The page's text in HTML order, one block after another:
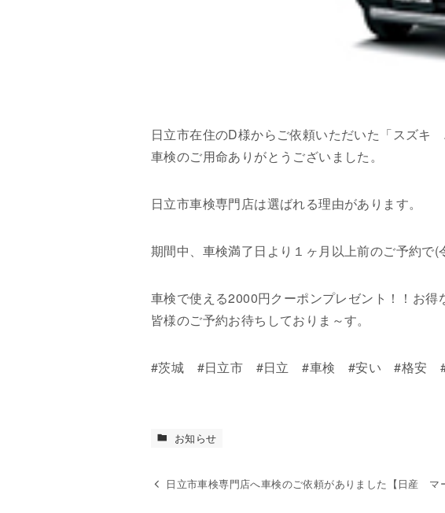
日立市在住のD様からご依頼いただいた「スズキ
車検のご用命ありがとうございました。
日立市車検専門店は選ばれる理由があります。
期間中、車検満了日より１ヶ月以上前のご予約で(
車検で使える2000円クーポンプレゼント！！お得
皆様のご予約お待ちしておりま～す。
#茨城 #日立市 #日立 #車検 #安い #格安 #
お知らせ
日立市車検専門店へ車検のご依頼がありました【日産 マ